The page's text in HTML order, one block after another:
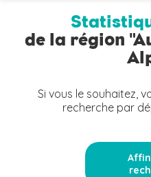
de la région
Si vous le souhaitez,
recherche par